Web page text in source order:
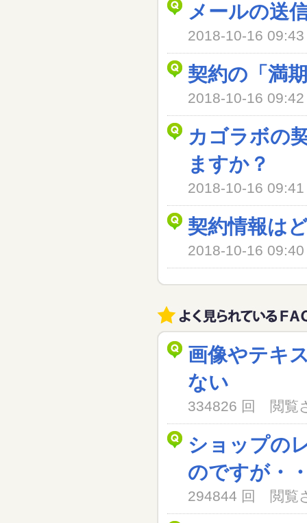
メールの送
2018-10-16
契約の「満
2018-10-16
カゴラボの
ますか？
2018-10-16
契約情報は
2018-10-16
画像やテキ
ない
334826 回 閲覧
ショップの
のですが・
294844 回 閲覧